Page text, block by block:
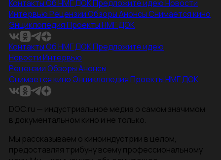
КонтактыОб НМГ ДОКПредложите идеюНовости
ИнтервьюРецензииОбзорыАнонсыСнимается кино
ЭнциклопедияПроекты НМГ ДОК
КонтактыОб НМГ ДОКПредложите идею
НовостиИнтервью
РецензииОбзорыАнонсы
Снимается кино ЭнциклопедияПроекты НМГ ДОК
DOC.ru — индустриальное медиа о самом значимом
в документальном кино и не только.
Мы рассказываем о киноиндустрии в целом,
предоставляя трибуну всему профессиональному